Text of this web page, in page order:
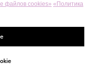
файлов cookies» «Политика